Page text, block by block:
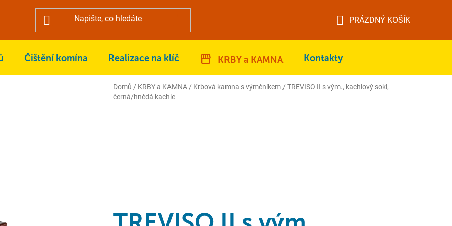
KOŠÍK
PRÁZDNÝ KOŠÍK
Čištění komína Realizace na klíč KRBY a KAMNA Kontakty
Domů / KRBY a KAMNA / Krbová kamna s výměníkem / TREVISO II s vým., kachlový sokl,
černá/hnědá kachle